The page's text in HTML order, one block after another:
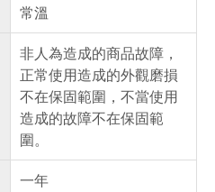
常溫
非人為造成的商品故障，
正常使用造成的外觀磨損
不在保固範圍，不當使用
造成的故障不在保固範
圍。
一年